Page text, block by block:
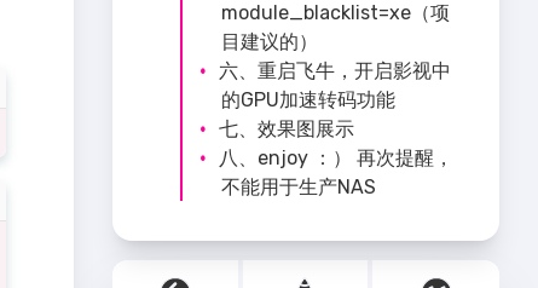
module_blacklist=xe（项
目建议的）
六、重启飞牛，开启影视中
的GPU加速转码功能
七、效果图展示
八、enjoy ：） 再次提醒，
不能用于生产NAS